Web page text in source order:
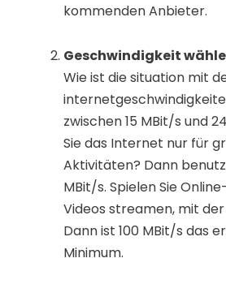
kommenden Anbieter.
Geschwindigkeit
Wie ist die situation mit
zwischen 15 MBit/s und
Sie das Internet nur für
Aktivitäten? Dann
MBit/s. Spielen Sie
Videos streamen, mit
Dann ist 100 MBit/s das
Minimum.